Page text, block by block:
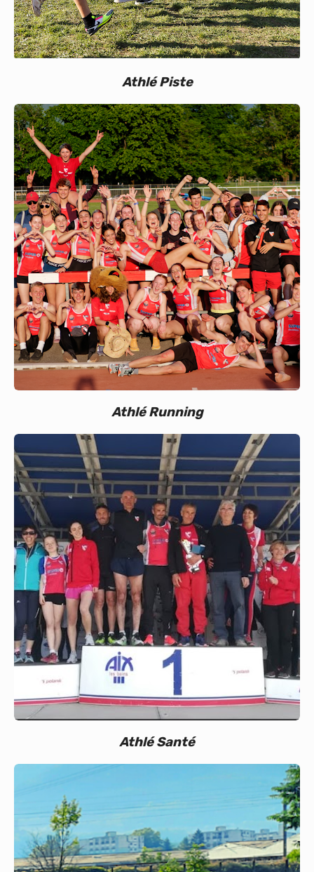
Athlé Piste
Athlé Running
Athlé Santé